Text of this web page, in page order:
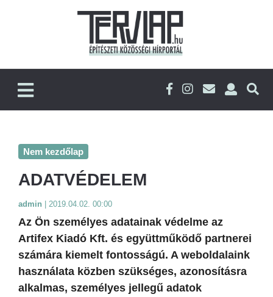
Nem kezdőlap
ADATVÉDELEM
admin 2019.04.02. 00:00
Az Ön személyes adatainak védelme az
Artifex Kiadó Kft. és együttműködő partnerei
számára kiemelt fontosságú. A weboldalaink
használata közben szükséges, azonosításra
alkalmas, személyes jellegű adatok